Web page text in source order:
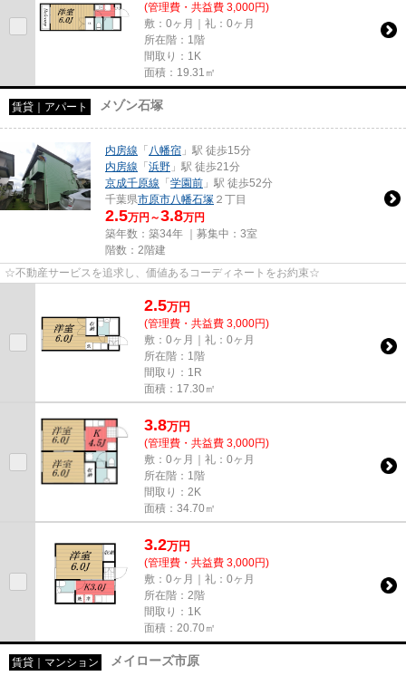
(管理費・共益費 3,000円)
敷：0ヶ月｜礼：0ヶ月
所在階：1階
間取り：1K
面積：19.31㎡
賃貸｜アパート メゾン石塚
内房線 「 八幡宿 」駅 徒歩15分
内房線 「 浜野 」駅 徒歩21分
京成千原線 「 学園前 」駅 徒歩52分
千葉県市原市八幡石塚 ２丁目
2.5万円～3.8万円
築年数：築34年 ｜募集中： 3室
階数：2階建
☆不動産サービスを追求し、価値あるコーディネートをお約束☆
2.5万円
(管理費・共益費 3,000円)
敷：0ヶ月｜礼：0ヶ月
所在階：1階
間取り：1R
面積：17.30㎡
3.8万円
(管理費・共益費 3,000円)
敷：0ヶ月｜礼：0ヶ月
所在階：1階
間取り：2K
面積：34.70㎡
3.2万円
(管理費・共益費 3,000円)
敷：0ヶ月｜礼：0ヶ月
所在階：2階
間取り：1K
面積：20.70㎡
賃貸｜マンション メイローズ市原